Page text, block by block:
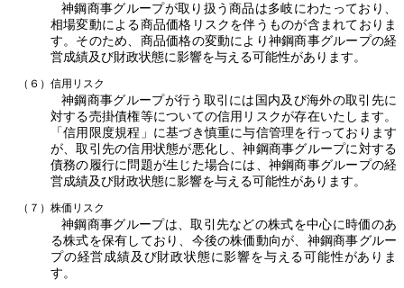
神鋼商事グループが取り扱う商品は多岐にわたっており、
相場変動による商品価格リスクを伴うものが含まれておりま
す。そのため、商品価格の変動により神鋼商事グループの経
営成績及び財政状態に影響を与える可能性があります。
（６）信用リスク
神鋼商事グループが行う取引には国内及び海外の取引先に
対する売掛債権等についての信用リスクが存在いたします。
「信用限度規程」に基づき慎重に与信管理を行っております
が、取引先の信用状態が悪化し、神鋼商事グループに対する
債務の履行に問題が生じた場合には、神鋼商事グループの経
営成績及び財政状態に影響を与える可能性があります。
（７）株価リスク
神鋼商事グループは、取引先などの株式を中心に時価のあ
る株式を保有しており、今後の株価動向が、神鋼商事グルー
プの経営成績及び財政状態に影響を与える可能性がありま
す。